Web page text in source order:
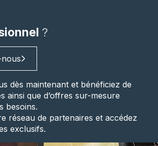
?
dès maintenant et bénéficiez de
ainsi que d’offres sur-mesure
besoins.
réseau de partenaires et accédez
exclusifs.